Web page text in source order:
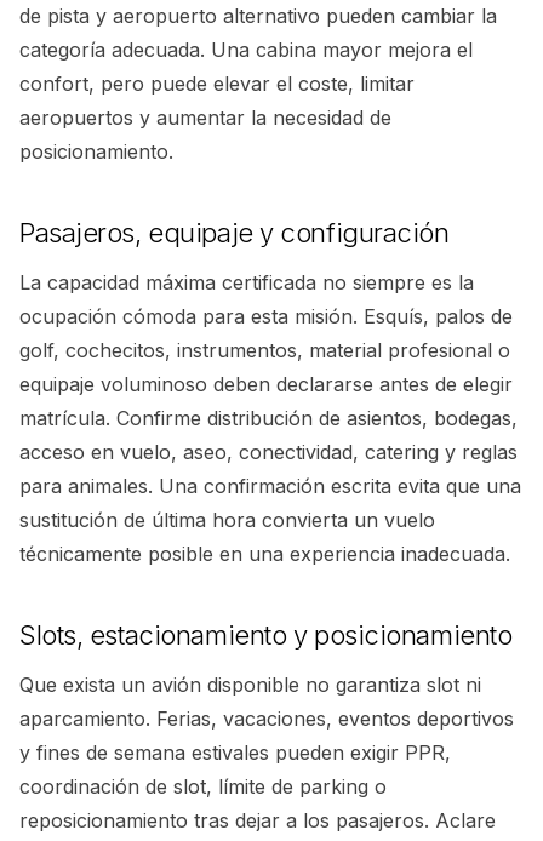
de pista y aeropuerto alternativo pueden cambiar la
categoría adecuada. Una cabina mayor mejora el
confort, pero puede elevar el coste, limitar
aeropuertos y aumentar la necesidad de
posicionamiento.
Pasajeros, equipaje y configuración
La capacidad máxima certificada no siempre es la
ocupación cómoda para esta misión. Esquís, palos de
golf, cochecitos, instrumentos, material profesional o
equipaje voluminoso deben declararse antes de elegir
matrícula. Confirme distribución de asientos, bodegas,
acceso en vuelo, aseo, conectividad, catering y reglas
para animales. Una confirmación escrita evita que una
sustitución de última hora convierta un vuelo
técnicamente posible en una experiencia inadecuada.
Slots, estacionamiento y posicionamiento
Que exista un avión disponible no garantiza slot ni
aparcamiento. Ferias, vacaciones, eventos deportivos
y fines de semana estivales pueden exigir PPR,
coordinación de slot, límite de parking o
reposicionamiento tras dejar a los pasajeros. Aclare